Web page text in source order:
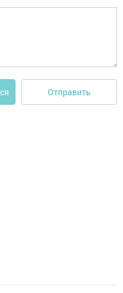
Отправить